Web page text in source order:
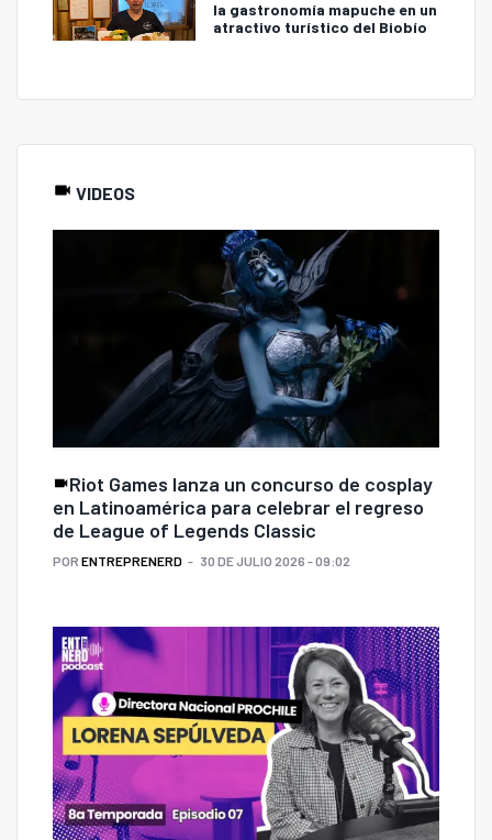
la gastronomía mapuche en un
atractivo turístico del Biobío
VIDEOS
Riot Games lanza un concurso de cosplay
en Latinoamérica para celebrar el regreso
de League of Legends Classic
POR ENTREPRENERD 30 DE JULIO 2026 - 09:02